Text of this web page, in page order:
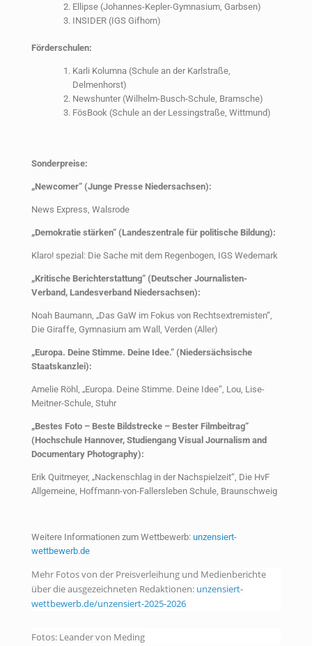
Ellipse (Johannes-Kepler-Gymnasium, Garbsen)
INSIDER (IGS Gifhorn)
Förderschulen:
Karli Kolumna (Schule an der Karlstraße,
Delmenhorst)
Newshunter (Wilhelm-Busch-Schule, Bramsche)
FösBook (Schule an der Lessingstraße, Wittmund)
Sonderpreise:
„Newcomer“ (Junge Presse Niedersachsen):
News Express, Walsrode
„Demokratie stärken“ (Landeszentrale für politische Bildung):
Klaro! spezial: Die Sache mit dem Regenbogen, IGS Wedemark
„Kritische Berichterstattung“ (Deutscher Journalisten-
Verband, Landesverband Niedersachsen):
Noah Baumann, „Das GaW im Fokus von Rechtsextremisten“,
Die Giraffe, Gymnasium am Wall, Verden (Aller)
„Europa. Deine Stimme. Deine Idee.“ (Niedersächsische
Staatskanzlei):
Amelie Röhl, „Europa. Deine Stimme. Deine Idee“, Lou, Lise-
Meitner-Schule, Stuhr
„Bestes Foto – Beste Bildstrecke – Bester Filmbeitrag“
(Hochschule Hannover, Studiengang Visual Journalism and
Documentary Photography):
Erik Quitmeyer, „Nackenschlag in der Nachspielzeit“, Die HvF
Allgemeine, Hoffmann-von-Fallersleben Schule, Braunschweig
Weitere Informationen zum Wettbewerb: unzensiert-
wettbewerb.de
Mehr Fotos von der Preisverleihung und Medienberichte
über die ausgezeichneten Redaktionen: unzensiert-
wettbewerb.de/unzensiert-2025-2026
Fotos: Leander von Meding